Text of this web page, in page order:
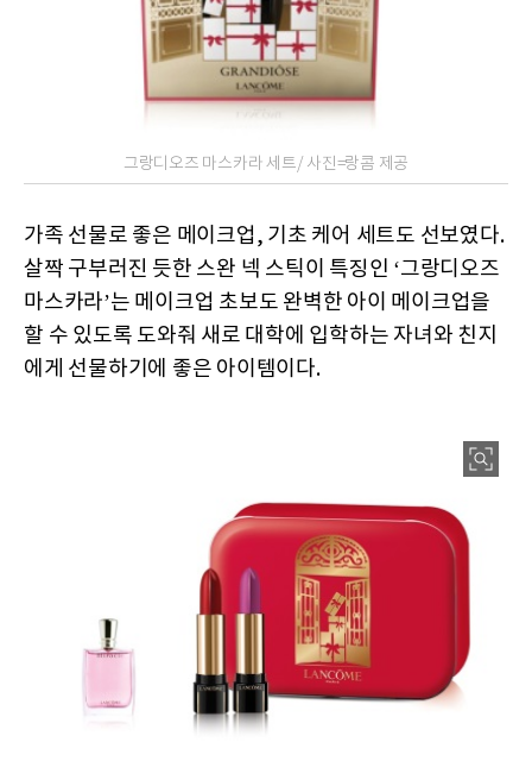
그랑디오즈 마스카라 세트/ 사진=랑콤 제공
가족 선물로 좋은 메이크업, 기초 케어 세트도 선보였다.
살짝 구부러진 듯한 스완 넥 스틱이 특징인 ‘그랑디오즈
마스카라’는 메이크업 초보도 완벽한 아이 메이크업을
할 수 있도록 도와줘 새로 대학에 입학하는 자녀와 친지
에게 선물하기에 좋은 아이템이다.